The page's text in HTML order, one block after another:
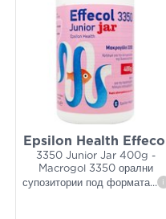
Epsilon Health Effecol
3350 Junior Jar 400g -
Macrogol 3350 орални
супозитории под формата... i